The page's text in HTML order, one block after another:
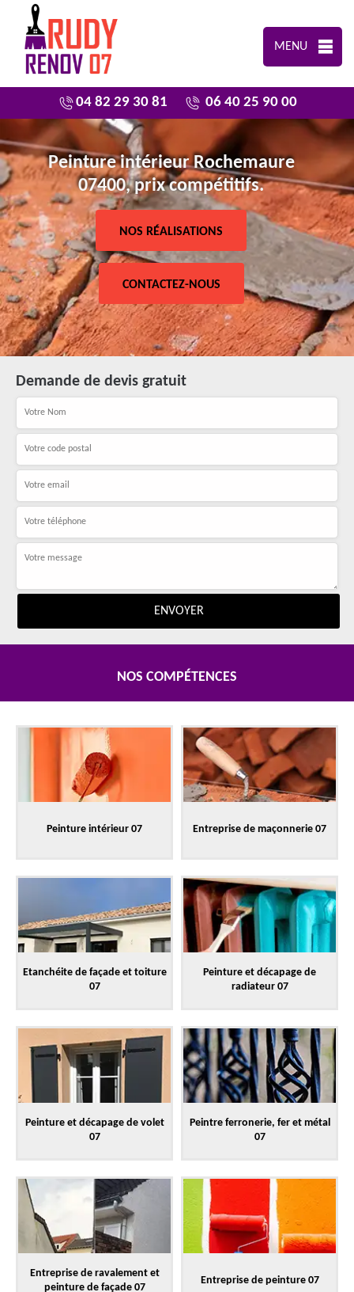
MENU
04 82 29 30 81 06 40 25 90 00
Peinture intérieur Rochemaure
07400, prix compétitifs.
NOS RÉALISATIONS
CONTACTEZ-NOUS
Demande de devis gratuit
NOS COMPÉTENCES
Peinture intérieur 07 Entreprise de maçonnerie 07
Etanchéite de façade et toiture
07
Peinture et décapage de
radiateur 07
Peinture et décapage de volet
07
Peintre ferronerie, fer et métal
07
Entreprise de ravalement et
peinture de façade 07
Entreprise de peinture 07